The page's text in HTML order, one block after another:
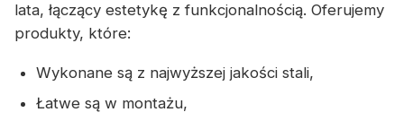
lata, łączący estetykę z funkcjonalnością. Oferujemy
produkty, które:
Wykonane są z najwyższej jakości stali,
Łatwe są w montażu,